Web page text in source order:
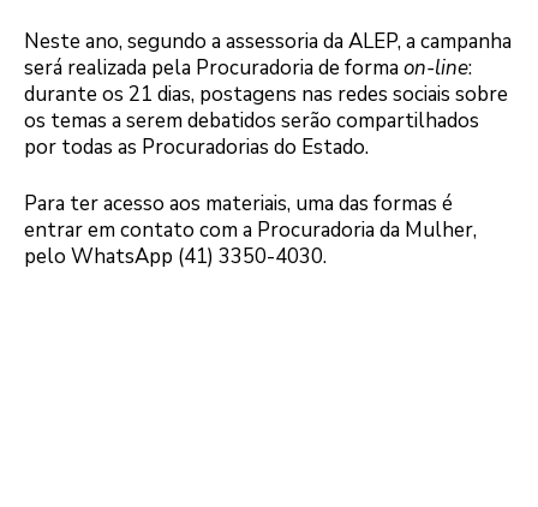
Neste ano, segundo a assessoria da ALEP, a campanha
será realizada pela Procuradoria de formaon-line:
durante os 21 dias, postagens nas redes sociais sobre
os temas a serem debatidos serão compartilhados
por todas as Procuradorias do Estado.
Para ter acesso aos materiais, uma das formas é
entrar em contato com a Procuradoria da Mulher,
pelo WhatsApp (41) 3350-4030.